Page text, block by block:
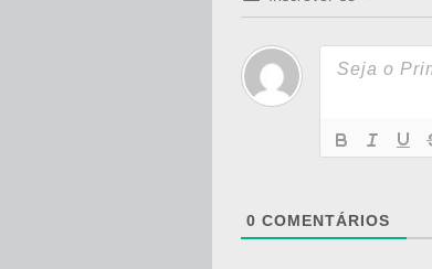
0 COMENTÁRIOS